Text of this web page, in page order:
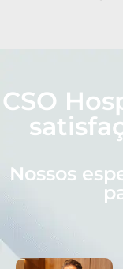
CSO
Nossos